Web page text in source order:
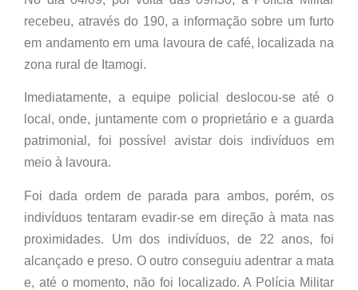
recebeu, através do 190, a informação sobre um furto
em andamento em uma lavoura de café, localizada na
zona rural de Itamogi.
Imediatamente, a equipe policial deslocou-se até o
local, onde, juntamente com o proprietário e a guarda
patrimonial, foi possível avistar dois indivíduos em
meio à lavoura.
Foi dada ordem de parada para ambos, porém, os
indivíduos tentaram evadir-se em direção à mata nas
proximidades. Um dos indivíduos, de 22 anos, foi
alcançado e preso. O outro conseguiu adentrar a mata
e, até o momento, não foi localizado. A Polícia Militar